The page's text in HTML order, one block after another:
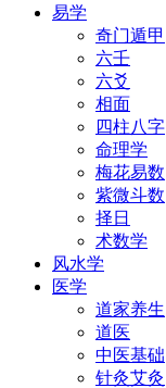
易学
奇门遁甲
六壬
六爻
相面
四柱八字
命理学
梅花易数
紫微斗数
择日
术数学
风水学
医学
道家养生
道医
中医基础
针灸艾灸